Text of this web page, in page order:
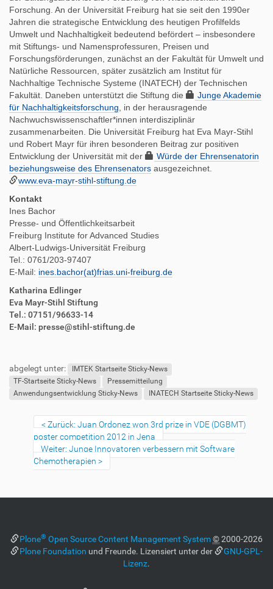
Forschung. An der Universität Freiburg hat sie seit den 1990er
Jahren die strategische Entwicklung des heutigen Profilfelds
Umwelt und Nachhaltigkeit bedeutend befördert – insbesondere
mit Stiftungs- und Namensprofessuren, Preisen und
Forschungsförderungen, zunächst an der Fakultät für Umwelt und
Natürliche Ressourcen, später zusätzlich am Institut für
Nachhaltige Technische Systeme (INATECH) der Technischen
Fakultät. Daneben unterstützt die Stiftung die
Junge Akademie
für Nachhaltigkeitsforschung , in der herausragende
Nachwuchswissenschaftler*innen interdisziplinär
zusammenarbeiten. Die Universität Freiburg hat Eva Mayr-Stihl
und Robert Mayr für ihren besonderen Beitrag zur positiven
Entwicklung der Universität mit der
Würde der Ehrensenatorin
beziehungsweise des Ehrensenators ausgezeichnet.
www.eva-mayr-stihl-stiftung.de
Kontakt
Ines Bachor
Presse- und Öffentlichkeitsarbeit
Freiburg Institute for Advanced Studies
Albert-Ludwigs-Universität Freiburg
Tel.: 0761/203-97407
E-Mail: ines.bachor(at)frias.uni-freiburg.de
Katharina Edlinger
Eva Mayr-Stihl Stiftung
Tel.: 07151/96633-14
E-Mail: presse@stihl-stiftung.de
ß
n
c
h
abgelegt unter:
IMTEK Startseite Sticky-News
TF-Startseite Sticky-News
Pressemitteilung
Anwendungsentwicklung Sticky-News
INATECH Startseite Sticky-News
Zurück: Juan Ordonez won 3rd prize in VDE (DGBMT)
poster competition 2012 in Jena
Weiter: Junge Innovatoren verbessern mit Software
Chemotherapien
Plone® Open Source Content Management System©2000-2026
Plone Foundation und Freunde. Lizensiert unter der
GNU-GPL-
Lizenz.